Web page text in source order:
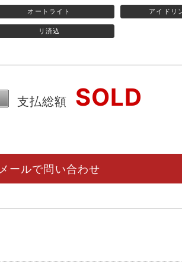
オートライト アイドリ
リ済込
支払総額 SOLD
メールで問い合わせ